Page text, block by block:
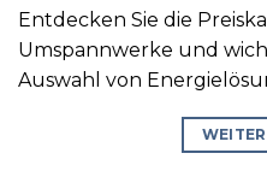
Entdecken Sie die
Umspannwerke und
Auswahl von